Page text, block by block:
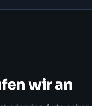
wir an